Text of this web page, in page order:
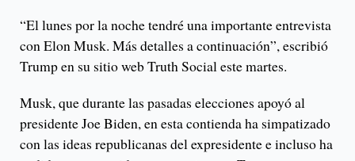
“El lunes por la noche tendré una importante entrevista
con Elon Musk. Más detalles a continuación”, escribió
Trump en su sitio web Truth Social este martes.
Musk, que durante las pasadas elecciones apoyó al
presidente Joe Biden, en esta contienda ha simpatizado
con las ideas republicanas del expresidente e incluso ha